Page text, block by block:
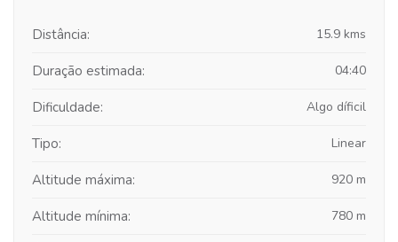
Distância: 15.9 kms
Duração estimada: 04:40
Dificuldade: Algo díficil
Tipo: Linear
Altitude máxima: 920 m
Altitude mínima: 780 m